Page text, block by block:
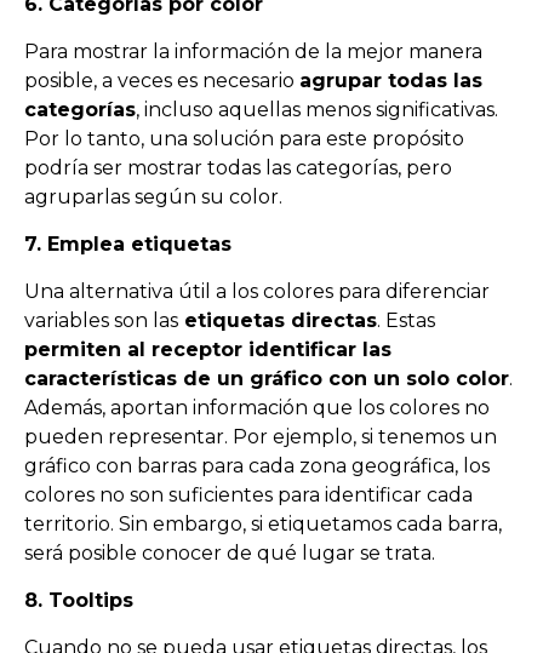
Para mostrar la información de la mejor manera
posible, a veces es necesario agrupar todas las
categorías, incluso aquellas menos significativas.
Por lo tanto, una solución para este propósito
podría ser mostrar todas las categorías, pero
agruparlas según su color.
7. Emplea etiquetas
Una alternativa útil a los colores para diferenciar
variables son las etiquetas directas. Estas
permiten al receptor identificar las
características de un gráfico con un solo color.
Además, aportan información que los colores no
pueden representar. Por ejemplo, si tenemos un
gráfico con barras para cada zona geográfica, los
colores no son suficientes para identificar cada
territorio. Sin embargo, si etiquetamos cada barra,
será posible conocer de qué lugar se trata.
8. Tooltips
Cuando no se pueda usar etiquetas directas, los